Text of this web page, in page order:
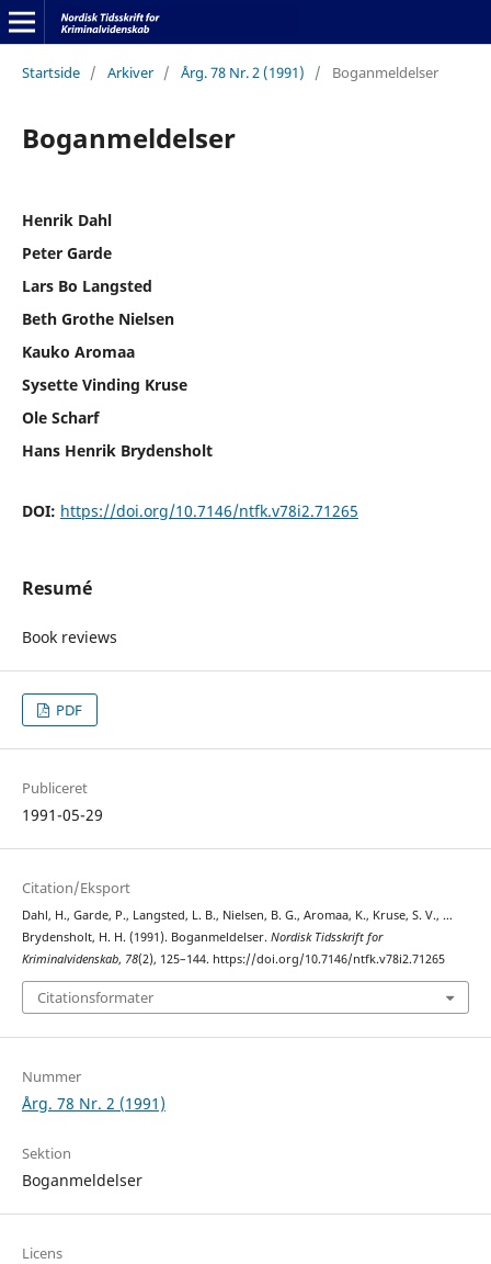
Startside / Arkiver / Årg. 78 Nr. 2 (1991) / Boganmeldelser
Boganmeldelser
Henrik Dahl
Peter Garde
Lars Bo Langsted
Beth Grothe Nielsen
Kauko Aromaa
Sysette Vinding Kruse
Ole Scharf
Hans Henrik Brydensholt
DOI: https://doi.org/10.7146/ntfk.v78i2.71265
Resumé
Book reviews
PDF
Publiceret
1991-05-29
Citation/Eksport
Dahl, H., Garde, P., Langsted, L. B., Nielsen, B. G., Aromaa, K., Kruse, S. V., …
Brydensholt, H. H. (1991). Boganmeldelser. Nordisk Tidsskrift for
Kriminalvidenskab, 78(2), 125–144. https://doi.org/10.7146/ntfk.v78i2.71265
Citationsformater
Nummer
Årg. 78 Nr. 2 (1991)
Sektion
Boganmeldelser
Licens